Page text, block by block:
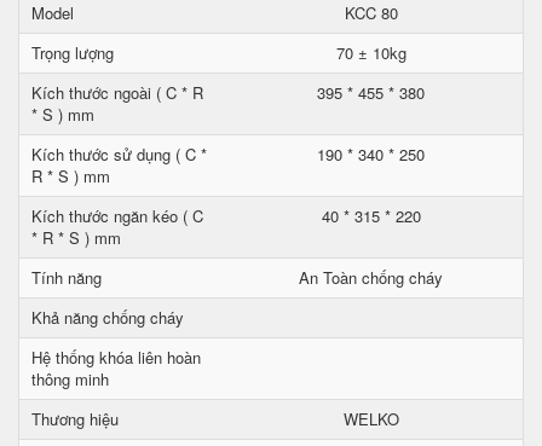
Model
KCC 80
Trọng lượng
70 ± 10kg
Kích thước ngoài ( C * R
* S ) mm
395 * 455 * 380
Kích thước sử dụng ( C *
R * S ) mm
190 * 340 * 250
Kích thước ngăn kéo ( C
* R * S ) mm
40 * 315 * 220
Tính năng
An Toàn chống cháy
Khả năng chống cháy
Hệ thống khóa liên hoàn
thông minh
Thương hiệu
WELKO